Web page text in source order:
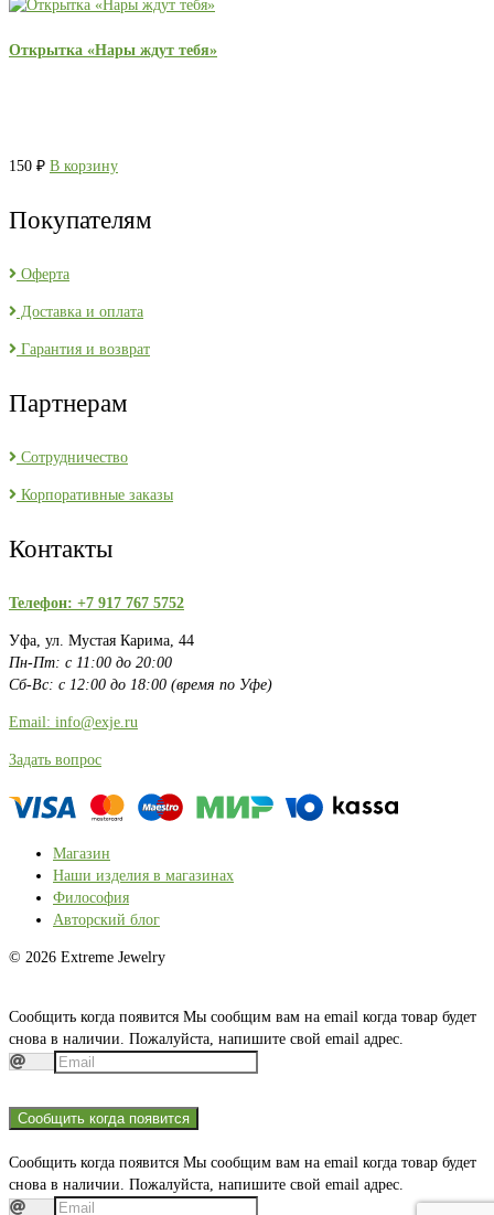
Открытка «Нары ждут тебя»
150 ₽ В корзину
Покупателям
Оферта
Доставка и оплата
Гарантия и возврат
Партнерам
Сотрудничество
Корпоративные заказы
Контакты
Телефон: +7 917 767 5752
Уфа, ул. Мустая Карима, 44
Пн-Пт: с 11:00 до 20:00
Сб-Вс: с 12:00 до 18:00 (время по Уфе)
Email: info@exje.ru
Задать вопрос
Магазин
Наши изделия в магазинах
Философия
Авторский блог
© 2026 Extreme Jewelry
Сообщить когда появится Мы сообщим вам на email когда товар будет
снова в наличии. Пожалуйста, напишите свой email адрес.
Сообщить когда появится
Сообщить когда появится Мы сообщим вам на email когда товар будет
снова в наличии. Пожалуйста, напишите свой email адрес.